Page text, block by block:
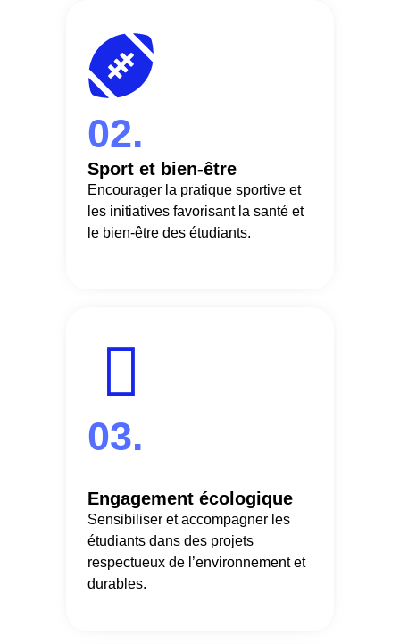
02.
Sport et bien-être
Encourager la pratique sportive et
les initiatives favorisant la santé et
le bien-être des étudiants.
03.
Engagement écologique
Sensibiliser et accompagner les
étudiants dans des projets
respectueux de l’environnement et
durables.